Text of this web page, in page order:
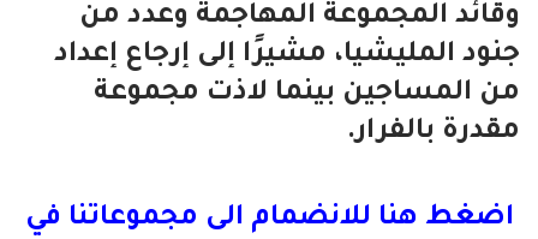
وقائد المجموعة المهاجمة وعدد من
جنود المليشيا، مشيرًا إلى إرجاع إعداد
من المساجين بينما لاذت مجموعة
مقدرة بالفرار.
اضغط هنا للانضمام الى مجموعاتنا في